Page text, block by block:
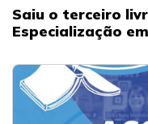
Saiu o terceiro
Especialização